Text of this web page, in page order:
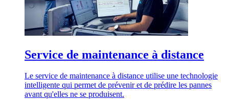
Service de maintenance à distance
Le service de maintenance à distance utilise une technologie
intelligente qui permet de prévenir et de prédire les pannes
avant qu'elles ne se produisent.